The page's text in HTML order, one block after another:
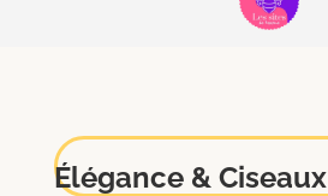
Élégance & Ciseaux